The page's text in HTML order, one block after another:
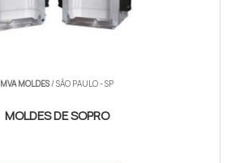
MVA MOLDES/ SÃO PAULO - SP
MOLDES DE SOPRO